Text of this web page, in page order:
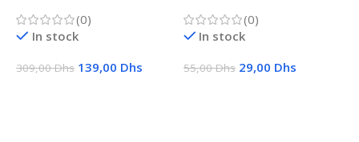
(0)
In stock
309,00Dhs 139,00 Dhs
(0)
In stock
55,00Dhs 29,00 Dhs